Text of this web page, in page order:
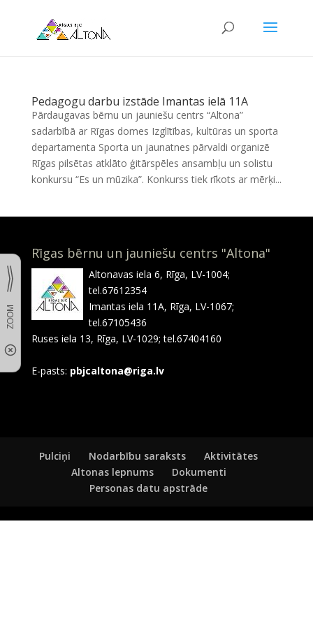
Pedagogu darbu izstāde Imantas ielā 11A
Pārdaugavas bērnu un jauniešu centrs “Altona”
sadarbībā ar Rīgas domes Izglītības, kultūras un sporta
departamenta Sporta un jaunatnes pārvaldi organizē
Rīgas pilsētas atklāto ģitārspēles ansambļu un solistu
konkursu “Es un mūzika”. Konkurss tiek rīkots ar mērķi...
Rīgas bērnu un jauniešu centrs "Altona"
Altonavas iela 6, Rīga, LV-1004;
tel.67612354
Imantas iela 11A, Rīga, LV-1067;
tel.67105436
Ruses iela 13, Rīga, LV-1029; tel.67404160
E-pasts: pbjcaltona@riga.lv
Pulciņi Nodarbību saraksts
Aktivitātes
Altonas lepnums
Dokumenti
Personas datu apstrāde